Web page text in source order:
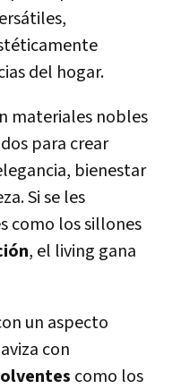
del hogar.
materiales nobles
para crear
bienestar
Si se les
como los sillones
, el living gana
un aspecto
con
como los